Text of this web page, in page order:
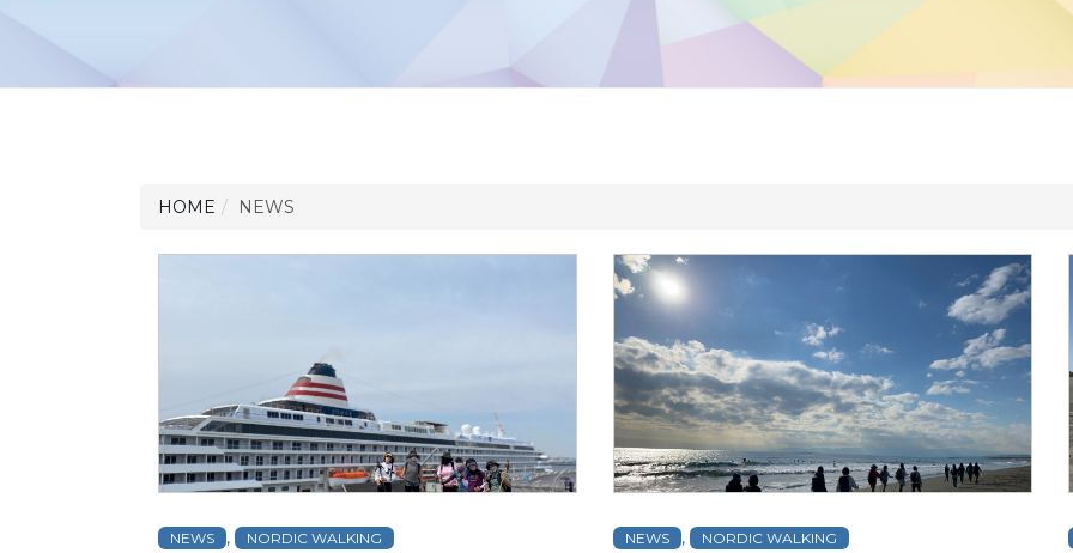
HOME NEWS
NEWS , NORDIC WALKING NEWS , NORDIC WALKING